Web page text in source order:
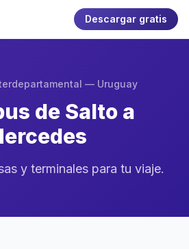
Descargar gratis
— Uruguay
de Salto a
y terminales para tu viaje.